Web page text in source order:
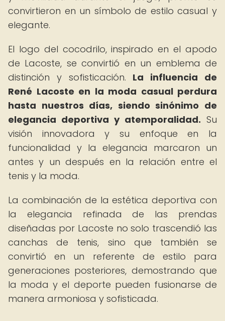
convirtieron en un símbolo de estilo casual y
elegante.
El logo del cocodrilo, inspirado en el apodo
de Lacoste, se convirtió en un emblema de
distinción y sofisticación. La influencia de
René Lacoste en la moda casual perdura
hasta nuestros días, siendo sinónimo de
elegancia deportiva y atemporalidad. Su
visión innovadora y su enfoque en la
funcionalidad y la elegancia marcaron un
antes y un después en la relación entre el
tenis y la moda.
La combinación de la estética deportiva con
la elegancia refinada de las prendas
diseñadas por Lacoste no solo trascendió las
canchas de tenis, sino que también se
convirtió en un referente de estilo para
generaciones posteriores, demostrando que
la moda y el deporte pueden fusionarse de
manera armoniosa y sofisticada.